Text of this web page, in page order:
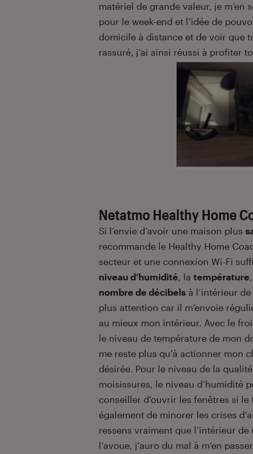
matériel de grande valeur, je m’en
pour le week-end et l’idée de
domicile à distance et de voir que
rassuré, j’ai ainsi réussi à profiter
Netatmo Healthy Home
Si l’envie d’avoir une maison plus
recommande le Healthy Home
secteur et une connexion Wi-Fi
niveau d’humidité, la température,
nombre de décibels à l’intérieur
plus attention car il m’envoie
au mieux mon intérieur. Avec le
le niveau de température de mon
me reste plus qu’à actionner mon
désirée. Pour le niveau de la
moisissures, le niveau d’humidité
conseiller d’ouvrir les fenêtres si
également de minorer les crises
ressens vraiment que l’intérieur
l’avoue, j’auro du mal à m’en